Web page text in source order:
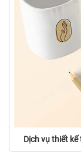
Dịch vụ thiết